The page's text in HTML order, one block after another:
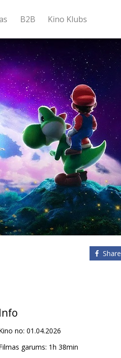
B2B Kino Klubs
Share
Info
no: 01.04.2026
garums: 1h 38min